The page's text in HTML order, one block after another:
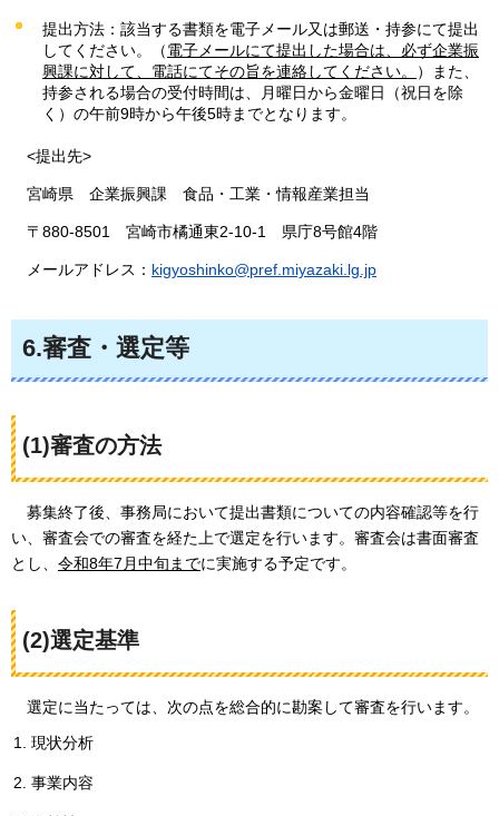
提出方法：該当する書類を電子メール又は郵送・持参にて提出
してください。（電子メールにて提出した場合は、必ず企業振
興課に対して、電話にてその旨を連絡してください。
）また、
持参される場合の受付時間は、月曜日から金曜日（祝日を除
く）の午前9時から午後5時までとなります。
<提出先>
宮崎県 企業振興課 食品・工業・情報産業担当
〒 880-8501 宮崎市橘通東2-10-1 県庁8号館4階
メールアドレス： kigyoshinko@pref.miyazaki.lg.jp
6.審査・選定等
(1)審査の方法
募集終了後、事務局において提出書類についての内容確認等を行
い、審査会での審査を経た上で選定を行います。審査会は書面審査
とし、 令和8年7月中旬までに実施する予定です。
(2)選定基準
選定に当たっては、次の点を総合的に勘案して審査を行います。
現状分析
事業内容